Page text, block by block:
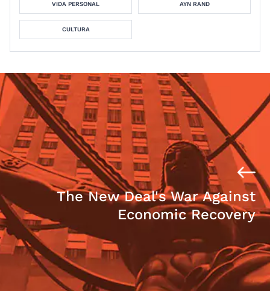
VIDA PERSONAL AYN RAND
CULTURA
The New Deal's War Against
Economic Recovery